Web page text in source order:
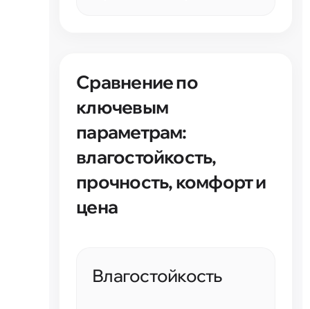
Сравнение по
ключевым
параметрам:
влагостойкость,
прочность, комфорт и
цена
Влагостойкость